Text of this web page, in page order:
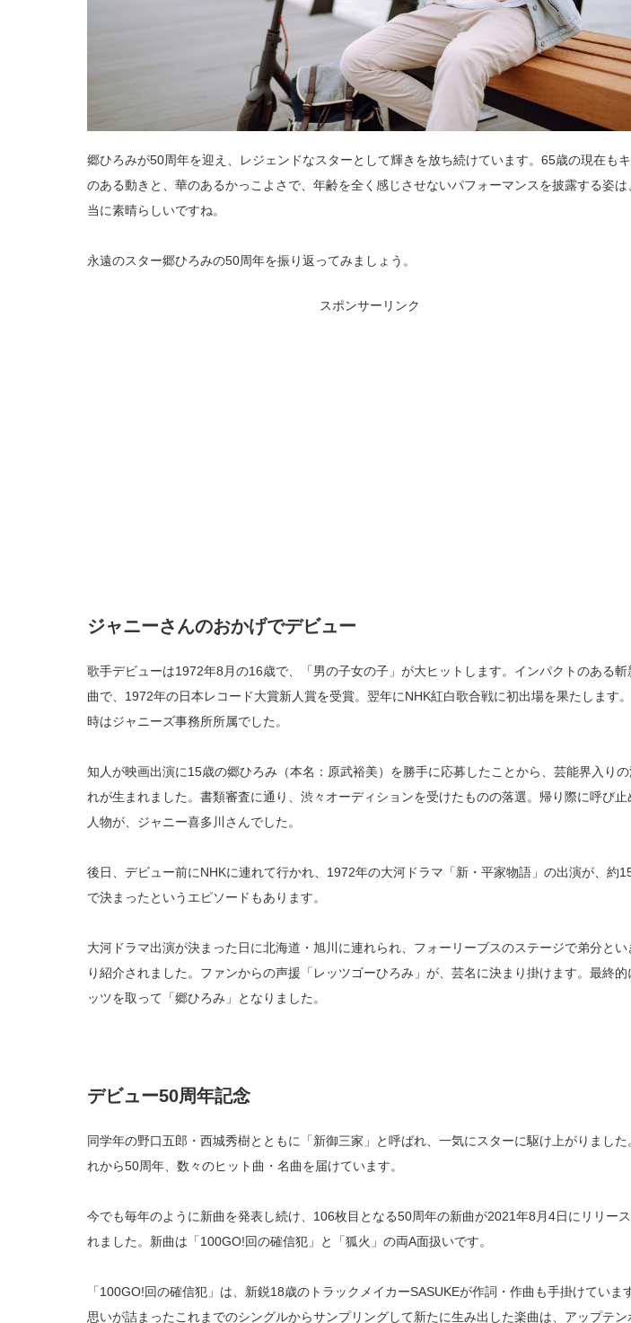
郷ひろみが50周年を迎え、レジェンドなスターとして輝きを放ち続けています。65歳の現在も
のある動きと、華のあるかっこよさで、年齢を全く感じさせないパフォーマンスを披露する姿は
当に素晴らしいですね。
永遠のスター郷ひろみの50周年を振り返ってみましょう。
スポンサーリンク
ジャニーさんのおかげでデビュー
歌手デビューは1972年8月の16歳で、「男の子女の子」が大ヒットします。インパクトのある斬
曲で、1972年の日本レコード大賞新人賞を受賞。翌年にNHK紅白歌合戦に初出場を果たします
時はジャニーズ事務所所属でした。
知人が映画出演に15歳の郷ひろみ（本名：原武裕美）を勝手に応募したことから、芸能界入り
れが生まれました。書類審査に通り、渋々オーディションを受けたものの落選。帰り際に呼び止
人物が、ジャニー喜多川さんでした。
後日、デビュー前にNHKに連れて行かれ、1972年の大河ドラマ「新・平家物語」の出演が、約
で決まったというエピソードもあります。
大河ドラマ出演が決まった日に北海道・旭川に連れられ、フォーリーブスのステージで弟分とい
り紹介されました。ファンからの声援「レッツゴーひろみ」が、芸名に決まり掛けます。最終的
ッツを取って「郷ひろみ」となりました。
デビュー50周年記念
同学年の野口五郎・西城秀樹とともに「新御三家」と呼ばれ、一気にスターに駆け上がりました
れから50周年、数々のヒット曲・名曲を届けています。
今でも毎年のように新曲を発表し続け、106枚目となる50周年の新曲が2021年8月4日にリリース
れました。新曲は「100GO!回の確信犯」と「狐火」の両A面扱いです。
「100GO!回の確信犯」は、新鋭18歳のトラックメイカーSASUKEが作詞・作曲も手掛けています
思いが詰まったこれまでのシングルからサンプリングして新たに生み出した楽曲は、アップテン